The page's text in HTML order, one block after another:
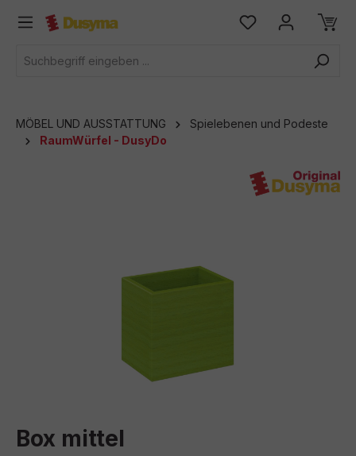
springen
MÖBEL UND AUSSTATTUNG
Spielebenen und Podeste
RaumWürfel - DusyDo
Box mittel